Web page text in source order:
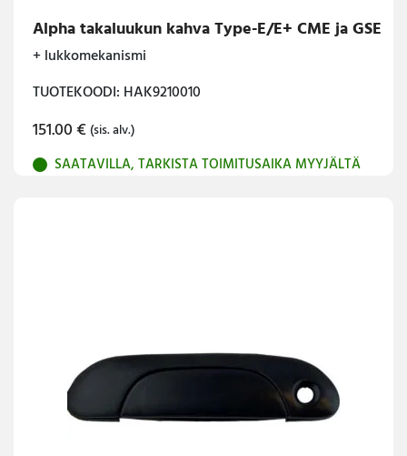
Alpha takaluukun kahva Type-E/E+ CME ja GSE
+ lukkomekanismi
TUOTEKOODI: HAK9210010
151.00€ (sis. alv.)
SAATAVILLA, TARKISTA TOIMITUSAIKA MYYJÄLTÄ